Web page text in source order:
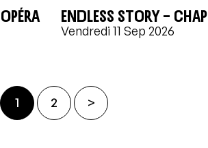
ENDLESS STORY –
Vendredi 11 Sep 2026
1 2 >